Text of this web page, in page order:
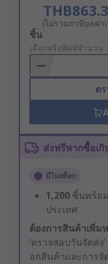
(ไม่รวมภาษีมูลค่า
Add
to
Basket
ชิ้น
เลือกหรือพิมพ์จำนวน
ต
ส่งฟรีหากซื้อเกิ
มีในสต็อก
1,200 ชิ้นพร้อ
ประเทศ
ต้องการสินค้าเพิ่ม
‘ตรวจสอบวันจัดส่ง
อกสินค้าและการจั